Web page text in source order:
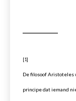
[1]
De filosoof Aristoteles
principe dat iemand